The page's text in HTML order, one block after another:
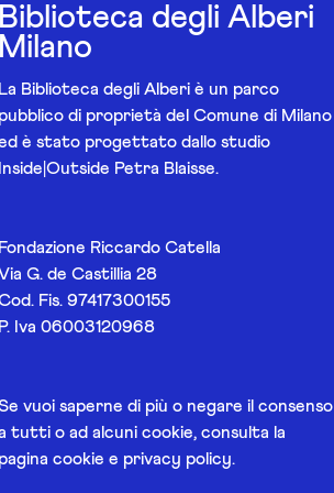
Biblioteca degli Alberi
Milano
La Biblioteca degli Alberi è un parco
pubblico di proprietà del Comune di Milano
è stato progettato dallo studio
Inside|Outside Petra Blaisse.
Fondazione Riccardo Catella
G. de Castillia 28
Fis. 97417300155
P. Iva 06003120968
vuoi saperne di più o negare il consenso
tutti o ad alcuni cookie, consulta la
pagina cookie e privacy policy.